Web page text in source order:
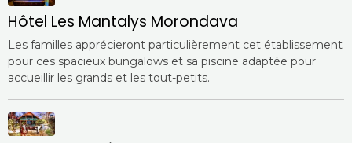
Hôtel Les Mantalys Morondava
Les familles apprécieront particulièrement cet établissement
pour ces spacieux bungalows et sa piscine adaptée pour
accueillir les grands et les tout-petits.